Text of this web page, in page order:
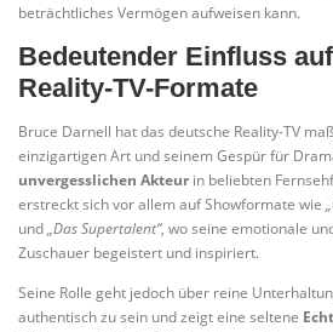
beträchtliches Vermögen aufweisen kann.
Bedeutender Einfluss
Reality-TV-Formate
Bruce Darnell hat das deutsche Reality-TV
einzigartigen Art und seinem Gespür für
unvergesslichen Akteur in beliebten
erstreckt sich vor allem auf Showformate wie
und„Das Supertalent“, wo seine emotionale
Zuschauer begeistert und inspiriert.
Seine Rolle geht jedoch über reine
authentisch zu sein und zeigt eine seltene